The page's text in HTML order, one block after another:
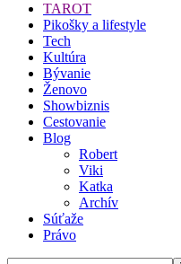
TAROT
Pikošky a lifestyle
Tech
Kultúra
Bývanie
Ženovo
Showbiznis
Cestovanie
Blog
Robert
Viki
Katka
Archív
Súťaže
Právo